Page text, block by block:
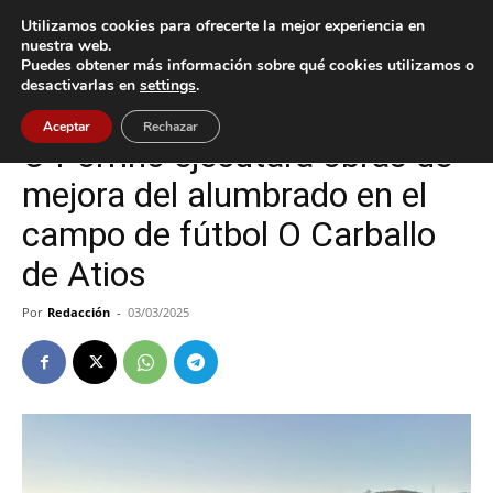
Inicio Deportes
Deportes O Porriño
O Porriño ejecutará obras de
mejora del alumbrado en el
campo de fútbol O Carballo
de Atios
Por Redacción - 03/03/2025
Utilizamos cookies para ofrecerte la mejor experiencia en
nuestra web.
Puedes obtener más información sobre qué cookies utilizamos o
desactivarlas en settings.
Aceptar Rechazar